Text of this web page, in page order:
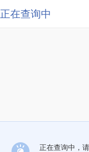
正在查询中
正在查询中，